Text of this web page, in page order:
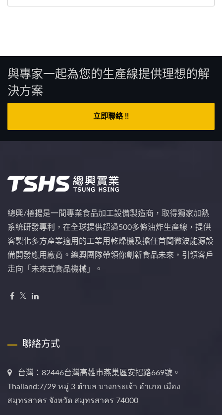
與專家一起為您的生產線提供理想的解
決方案
立即聯絡 !!
總興/椿揚是一間專業食品加工設備製造商，取得獨家加熱
系統研發專利，在全球提供超過500多條油炸生產線，提供
客製化多方產業適用的工業用乾燥機及擔任首間微波能源設
備開發應用廠商。總興團隊帶領你創新食品未來，引領客戶
走向「未來式食品機械」。
聯絡方式
台灣：82446台灣高雄市燕巢區安招路669號。
Thailand:7/29 หมู่ 3 ตำบล บางกระเจ้า อำเภอ เมือง
สมุทรสาคร จังหวัด สมุทรสาคร 74000